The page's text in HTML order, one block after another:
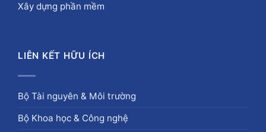
Xây dựng phần mềm
LIÊN KẾT HỮU ÍCH
Bộ Tài nguyên & Môi trường
Bộ Khoa học & Công nghệ